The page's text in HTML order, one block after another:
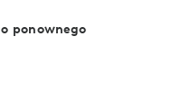
ponownego